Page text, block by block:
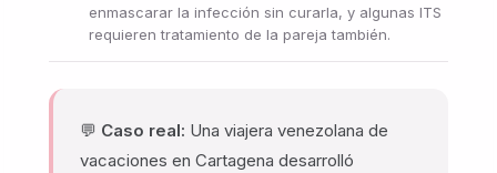
enmascarar la infección sin curarla, y algunas ITS
requieren tratamiento de la pareja también.
💬 Caso real: Una viajera venezolana de
vacaciones en Cartagena desarrolló